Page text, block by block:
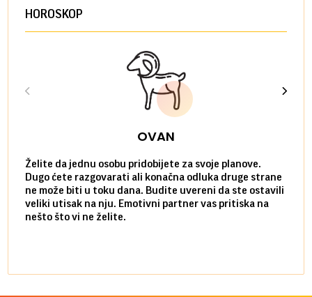
HOROSKOP
OVAN
Želite da jednu osobu pridobijete za svoje planove.
Dugo ćete razgovarati ali konačna odluka druge strane
ne može biti u toku dana. Budite uvereni da ste ostavili
veliki utisak na nju. Emotivni partner vas pritiska na
nešto što vi ne želite.